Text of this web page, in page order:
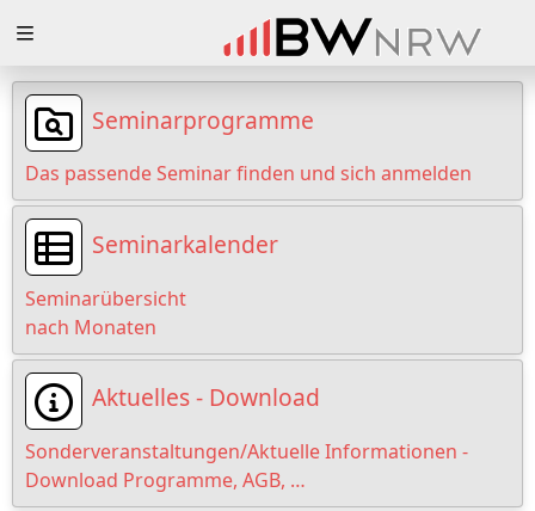
Loading
Loading
Loading
Loading
Loading
Loading
Seminarprogramme
Das passende Seminar finden und sich anmelden
Seminarkalender
Seminarübersicht
nach Monaten
Aktuelles - Download
Sonderveranstaltungen/Aktuelle Informationen -
Download Programme, AGB, …